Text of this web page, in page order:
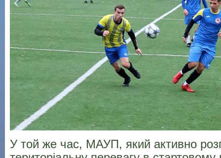
У той же час, МАУП, який активно